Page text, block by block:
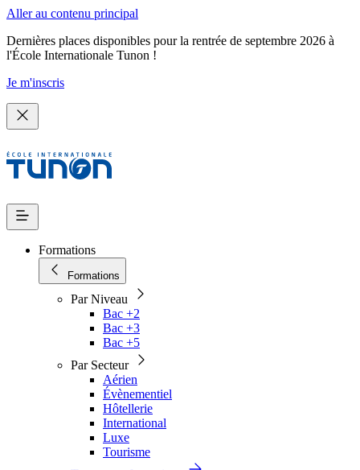
Aller au contenu principal
Dernières places disponibles pour la rentrée de septembre 2026 à
l'École Internationale Tunon !
Je m'inscris
Formations
Formations
Par Niveau
Bac +2
Bac +3
Bac +5
Par Secteur
Aérien
Évènementiel
Hôtellerie
International
Luxe
Tourisme